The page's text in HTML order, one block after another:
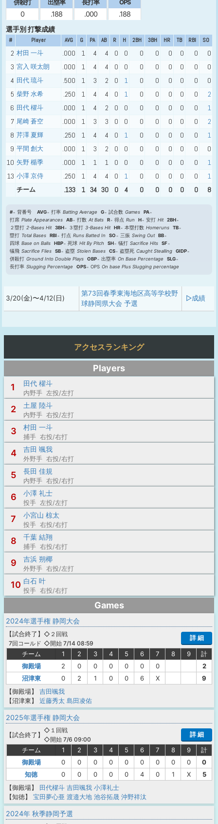
併殺打
0
出塁率
.188
長打率
.000
OPS
.188
選手別 打撃成績
# Player AVG G PA AB R H 2BH 3BH HR TB RBI SO
2 村田 一斗 .000 1 4 4 0 0 0 0 0 0 0
0
3 宮入 咲太朗 .000 1 4 4 0 0 0 0 0 0 0
0
4 田代 琉斗 .500 1 3 2 0 1 0 0 0 0 0
0
5 柴野 水希 .250 1 4 4 0 1 0 0 0 0 0
2
6 田代 櫂斗 .000 1 4 2 0 0 0 0 0 0 0
1
7 尾崎 蒼空 .000 1 3 3 0 0 0 0 0 0 0
2
8 芹澤 夏輝 .250 1 4 4 0 1 0 0 0 0 0
1
9 平間 創大 .000 1 3 2 0 0 0 0 0 0 0
0
10 矢野 楯季 .000 1 1 1 0 0 0 0 0 0 0
1
13 小澤 京侍 .250 1 4 4 0 1 0 0 0 0 0 1
チーム .133 1 34 30 0 4 0 0 0 0 0 8
# 背番号 AVG 打率 Batting Average G 試合数 Games
PA
打席 Plate Appearances AB 打数 At Bats R 得点 Run H 安打 Hit
2BH
２塁打 2-Bases Hit 3BH ３塁打 3-Bases Hit HR 本塁打数 Homeruns
TB
塁打 Total Bases RBI 打点 Runs Batted In SO 三振 Swing Out
BB
四球 Base on Balls HBP 死球 Hit By Pitch SH 犠打 Sacrifice Hits
SF
犠飛 Sacrifice Flies SB 盗塁 Stolen Bases CS 盗塁死 Caught Stealling
GIDP
併殺打 Ground Into Double Plays OBP 出塁率 On Base Percentage
SLG
長打率 Slugging Percentage OPS OPS On base Plus Slugging percentage
3/20(金)〜4/12(日)
第73回春季東海地区高等学校野
球静岡県大会 予選
▷成績
アクセスランキング
Players
1
田代 櫂斗
内野手 左投/左打
2 土屋 陸斗
内野手 右投/左打
3 村田 一斗
捕手 右投/右打
4 吉田 颯我
外野手 右投/右打
5 長田 佳規
内野手 右投/右打
6 小澤 礼士
投手 左投/左打
7 小宮山 椋太
投手 右投/右打
8 千葉 結翔
捕手 右投/右打
9 吉浜 朔椰
外野手 右投/左打
10 白石 叶
投手 右投/右打
Games
2024年選手権 静岡大会
【試合終了 】
7回コールド
◇２回戦
◇開始 7/14 08:59
詳 細
チーム 1 2 3 4 5 6 7 8 9
計
御殿場
2 0 0 0 0 0 0
2
沼津東
0 2 1 0 0 6 X
9
【御殿場】
吉田颯我
【沼津東】
近藤秀太 島田凌佑
2025年選手権 静岡大会
【試合終了 】
◇１回戦
◇開始 7/6 09:00
詳 細
チーム 1 2 3 4 5 6 7 8 9
計
御殿場
0 0 0 0 0 0 0 0 0
0
知徳
0 0 0 0 0 4 0 1 X
5
【御殿場】
田代櫂斗 吉田颯我 小澤礼士
【知徳】
宝田夢心亜 渡邉大地 池谷拓晟 沖野祥汰
2024年 秋季静岡予選